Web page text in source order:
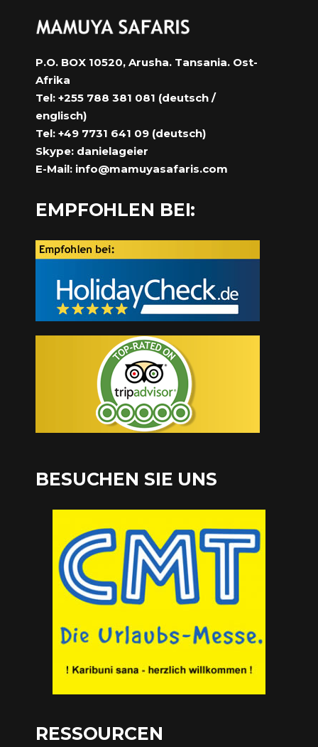
P.O. BOX 10520, Arusha. Tansania. Ost-
Afrika
Tel: +255 788 381 081 (deutsch /
englisch)
Tel: +49 7731 641 09 (deutsch)
Skype: danielageier
E-Mail: info@mamuyasafaris.com
EMPFOHLEN BEI:
BESUCHEN SIE UNS
RESSOURCEN